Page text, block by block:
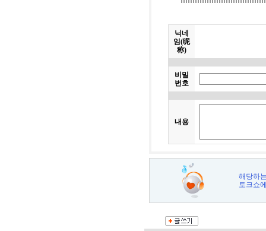
닉네
임(昵
称)
비밀
번호
내용
해당하
토크쇼